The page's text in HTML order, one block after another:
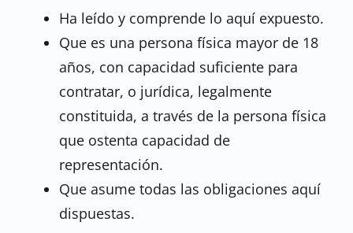
Ha leído y comprende lo aquí expuesto.
Que es una persona física mayor de 18
años, con capacidad suficiente para
contratar, o jurídica, legalmente
constituida, a través de la persona física
que ostenta capacidad de
representación.
Que asume todas las obligaciones aquí
dispuestas.